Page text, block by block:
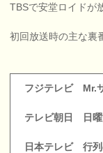
TBSで安堂ロイドが
初回放送時の主な裏
フジテレビ Mr.
テレビ朝日 日曜
日本テレビ 行列